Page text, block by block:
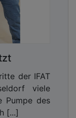
der IFAT
viele
Pumpe des
[...]